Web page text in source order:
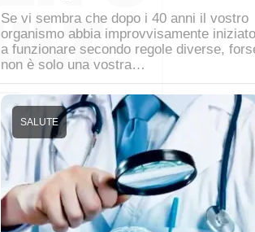
Se vi sembra che dopo i 40 anni il vostro
organismo abbia improvvisamente iniziato
a funzionare secondo regole diverse,
non è solo una vostra…
SALUTE